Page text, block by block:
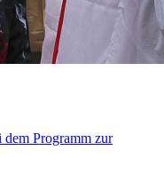
Programm zur